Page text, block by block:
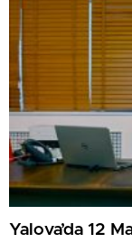
Yalova’da 12